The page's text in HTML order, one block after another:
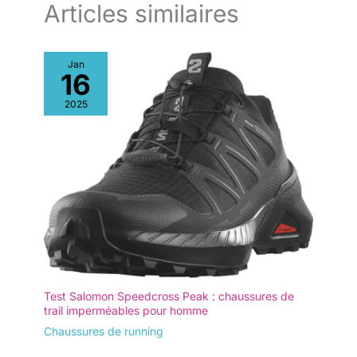
Articles similaires
Jan
16
2025
Test Salomon Speedcross Peak : chaussures de
trail imperméables pour homme
Chaussures de running